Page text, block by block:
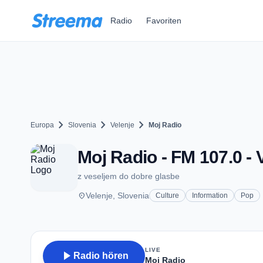
Radio Favoriten
Europa chevron_right Slovenia chevron_right Velenje chevron_right Moj Radio
Moj Radio - FM 107.0 -
z veseljem do dobre glasbe
placeVelenje, Slovenia Culture Information Pop
play_arrow Radio hören
LIVE
Moj Radio